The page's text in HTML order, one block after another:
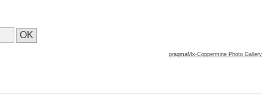
pragmaMx-Coppermine Photo Gallery